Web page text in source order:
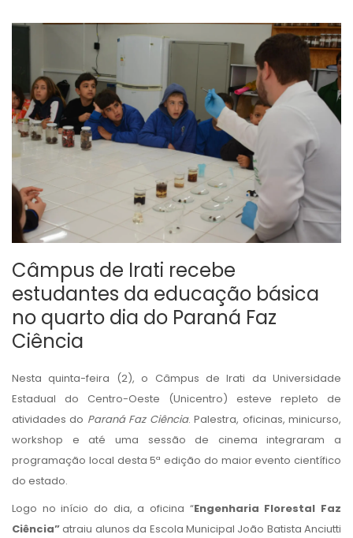
Câmpus de Irati recebe
estudantes da educação básica
no quarto dia do Paraná Faz
Ciência
Nesta quinta-feira (2), o Câmpus de Irati da Universidade
Estadual do Centro-Oeste (Unicentro) esteve repleto de
atividades do Paraná Faz Ciência. Palestra, oficinas, minicurso,
workshop e até uma sessão de cinema integraram a
programação local desta 5ª edição do maior evento científico
do estado.
Logo no início do dia, a oficina “Engenharia Florestal Faz
Ciência”atraiu alunos da Escola Municipal João Batista Anciutti